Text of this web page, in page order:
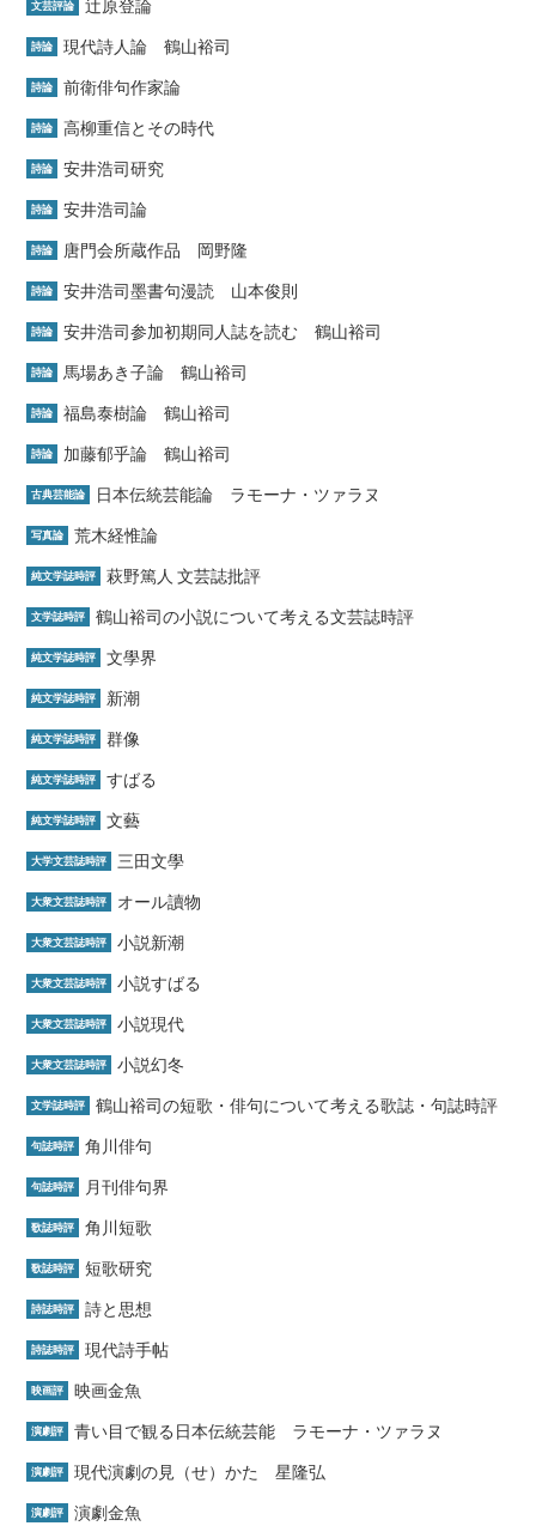
文芸評論 辻原登論
詩論 現代詩人論 鶴山裕司
詩論 前衛俳句作家論
詩論 高柳重信とその時代
詩論 安井浩司研究
詩論 安井浩司論
詩論 唐門会所蔵作品 岡野隆
詩論 安井浩司墨書句漫読 山本俊則
詩論 安井浩司参加初期同人誌を読む 鶴山裕司
詩論 馬場あき子論 鶴山裕司
詩論 福島泰樹論 鶴山裕司
詩論 加藤郁乎論 鶴山裕司
古典芸能論 日本伝統芸能論 ラモーナ・ツァラヌ
写真論 荒木経惟論
純文学誌時評 萩野篤人 文芸誌批評
文学誌時評 鶴山裕司の小説について考える文芸誌時評
純文学誌時評 文學界
純文学誌時評 新潮
純文学誌時評 群像
純文学誌時評 すばる
純文学誌時評 文藝
大学文芸誌時評 三田文學
大衆文芸誌時評 オール讀物
大衆文芸誌時評 小説新潮
大衆文芸誌時評 小説すばる
大衆文芸誌時評 小説現代
大衆文芸誌時評 小説幻冬
文学誌時評 鶴山裕司の短歌・俳句について考える歌誌・句誌時評
句誌時評 角川俳句
句誌時評 月刊俳句界
歌誌時評 角川短歌
歌誌時評 短歌研究
詩誌時評 詩と思想
詩誌時評 現代詩手帖
映画評 映画金魚
演劇評 青い目で観る日本伝統芸能 ラモーナ・ツァラヌ
演劇評 現代演劇の見（せ）かた 星隆弘
演劇評 演劇金魚